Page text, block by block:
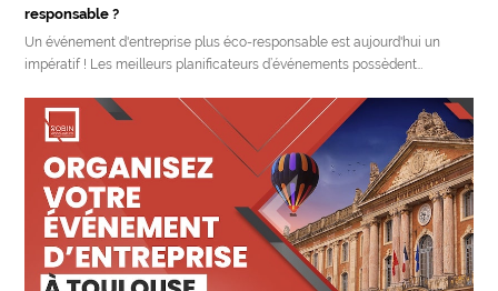
responsable ?
Un événement d'entreprise plus éco-responsable est aujourd'hui un
impératif ! Les meilleurs planificateurs d’événements possèdent…